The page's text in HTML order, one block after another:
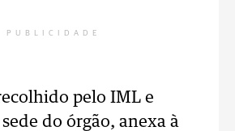
PUBLICIDADE
pelo IML e
do órgão, anexa à